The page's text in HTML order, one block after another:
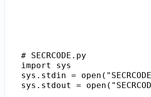
# SECRCODE.py
import sys
sys.stdin =
sys.stdout =